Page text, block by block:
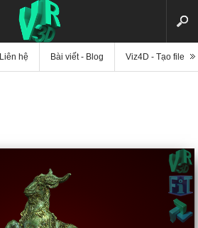
Liên hệ Bài viết - Blog Viz4D - Tạo file